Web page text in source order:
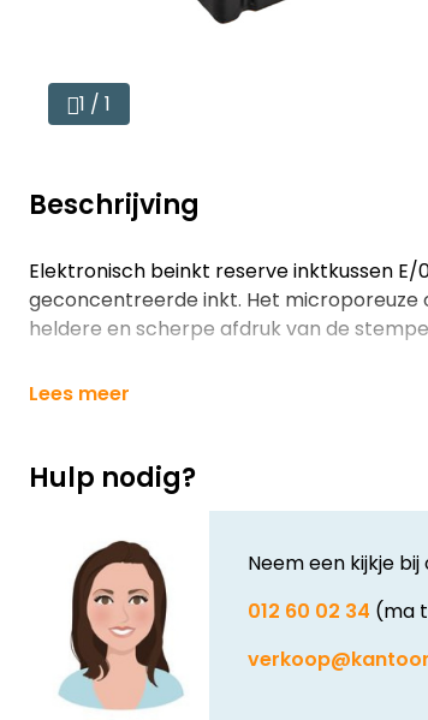
1 / 1
Beschrijving
Elektronisch beinkt reserve inktkussen
geconcentreerde inkt. Het
heldere en scherpe afdruk van de
Lees meer
Hulp nodig?
Neem een kijkje bij
012 60 02 34 (ma